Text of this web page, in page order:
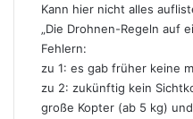
Kann hier nicht alles
„Die Drohnen-Regeln auf
Fehlern:
zu 1: es gab früher keine
zu 2: zukünftig kein
große Kopter (ab 5 kg)